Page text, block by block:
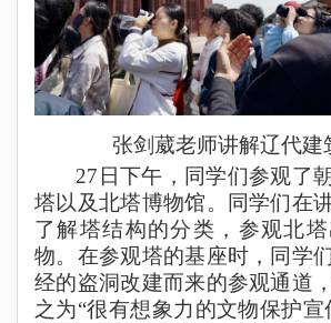
张剑葳老师讲解辽代建
27日下午，同学们参观了
塔以及北塔博物馆。同学们在
了解塔结构的分类，参观北
物。在参观塔的基座时，同学
经的盗洞改建而来的参观通道
之为“很有想象力的文物保护宣